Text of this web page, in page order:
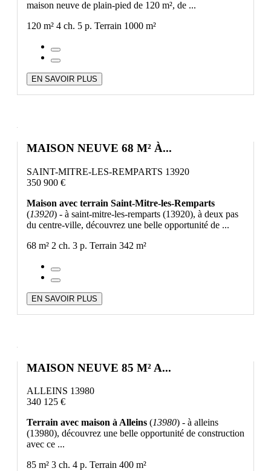
maison neuve de plain-pied de 120 m², de ...
120 m² 4 ch. 5 p. Terrain 1000 m²
EN SAVOIR PLUS
MAISON NEUVE 68 M² À...
SAINT-MITRE-LES-REMPARTS 13920
350 900 €
Maison avec terrain Saint-Mitre-les-Remparts
(13920) - à saint-mitre-les-remparts (13920), à deux pas
du centre-ville, découvrez une belle opportunité de ...
68 m² 2 ch. 3 p. Terrain 342 m²
EN SAVOIR PLUS
MAISON NEUVE 85 M² A...
ALLEINS 13980
340 125 €
Terrain avec maison à Alleins (13980) - à alleins
(13980), découvrez une belle opportunité de construction
avec ce ...
85 m² 3 ch. 4 p. Terrain 400 m²